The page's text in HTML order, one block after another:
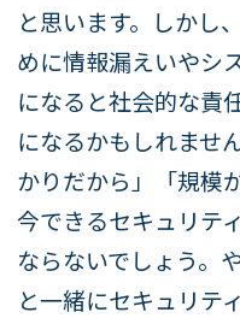
と思います。しかし
めに情報漏えいやシ
になると社会的な責
になるかもしれませ
かりだから」「規模
今できるセキュリテ
ならないでしょう。
と一緒にセキュリテ